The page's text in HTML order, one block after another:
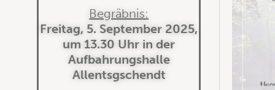
Begräbnis:
Freitag, 5. September 2025,
um 13.30 Uhr in der
Aufbahrungshalle
Allentsgschendt